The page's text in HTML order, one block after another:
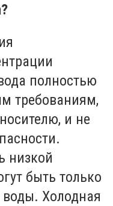
полностью
требованиям,
и не
низкой
быть только
воды. Холодная